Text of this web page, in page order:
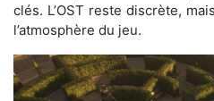
clés. L’OST reste discrète,
l’atmosphère du jeu.